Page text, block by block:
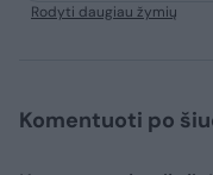
Rodyti daugiau žymių
Komentuoti po